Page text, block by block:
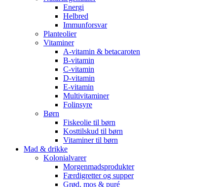
Energi
Helbred
Immunforsvar
Planteolier
Vitaminer
A-vitamin & betacaroten
B-vitamin
C-vitamin
D-vitamin
E-vitamin
Multivitaminer
Folinsyre
Børn
Fiskeolie til børn
Kosttilskud til børn
Vitaminer til børn
Mad & drikke
Kolonialvarer
Morgenmadsprodukter
Færdigretter og supper
Grød, mos & puré